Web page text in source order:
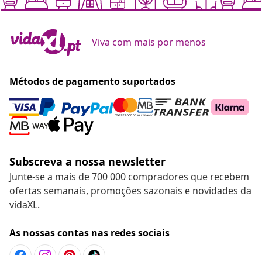
Viva com mais por menos
Métodos de pagamento suportados
Subscreva a nossa newsletter
Junte-se a mais de 700 000 compradores que recebem
ofertas semanais, promoções sazonais e novidades da
vidaXL.
As nossas contas nas redes sociais